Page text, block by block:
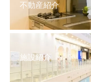
不動産紹介
施設紹介